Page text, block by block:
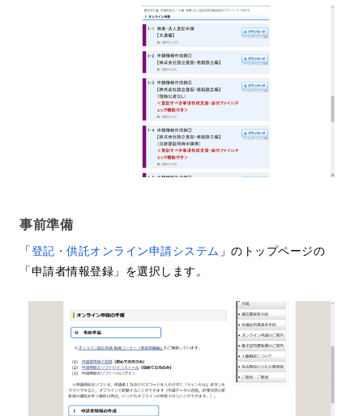
事前準備
「登記・供託オンライン申請システム 」のトップページの
「申請者情報登録」を選択します。